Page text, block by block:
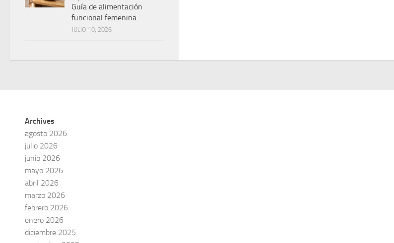
Guía de alimentación
funcional femenina
JULIO 10, 2026
Archives
agosto 2026
julio 2026
junio 2026
mayo 2026
abril 2026
marzo 2026
febrero 2026
enero 2026
diciembre 2025